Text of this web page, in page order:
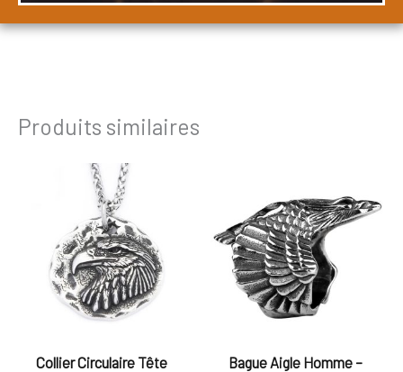
Produits similaires
Collier Circulaire Tête
Bague Aigle Homme –